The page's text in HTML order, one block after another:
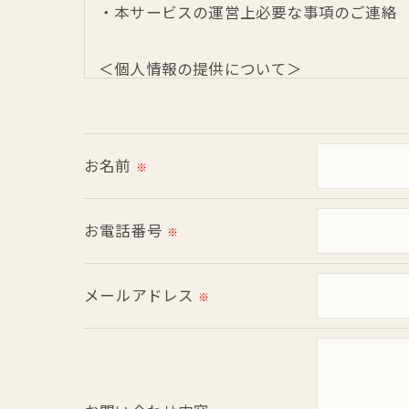
・本サービスの運営上必要な事項のご連絡
＜個人情報の提供について＞
当社では、利用目的の達成に必要な範囲
これらの委託先に対しては個人情報保護契
＜個人情報の安全管理＞
当社では、個人情報の漏洩等がなされない
お名前 ※
お電話番号 ※
メールアドレス ※